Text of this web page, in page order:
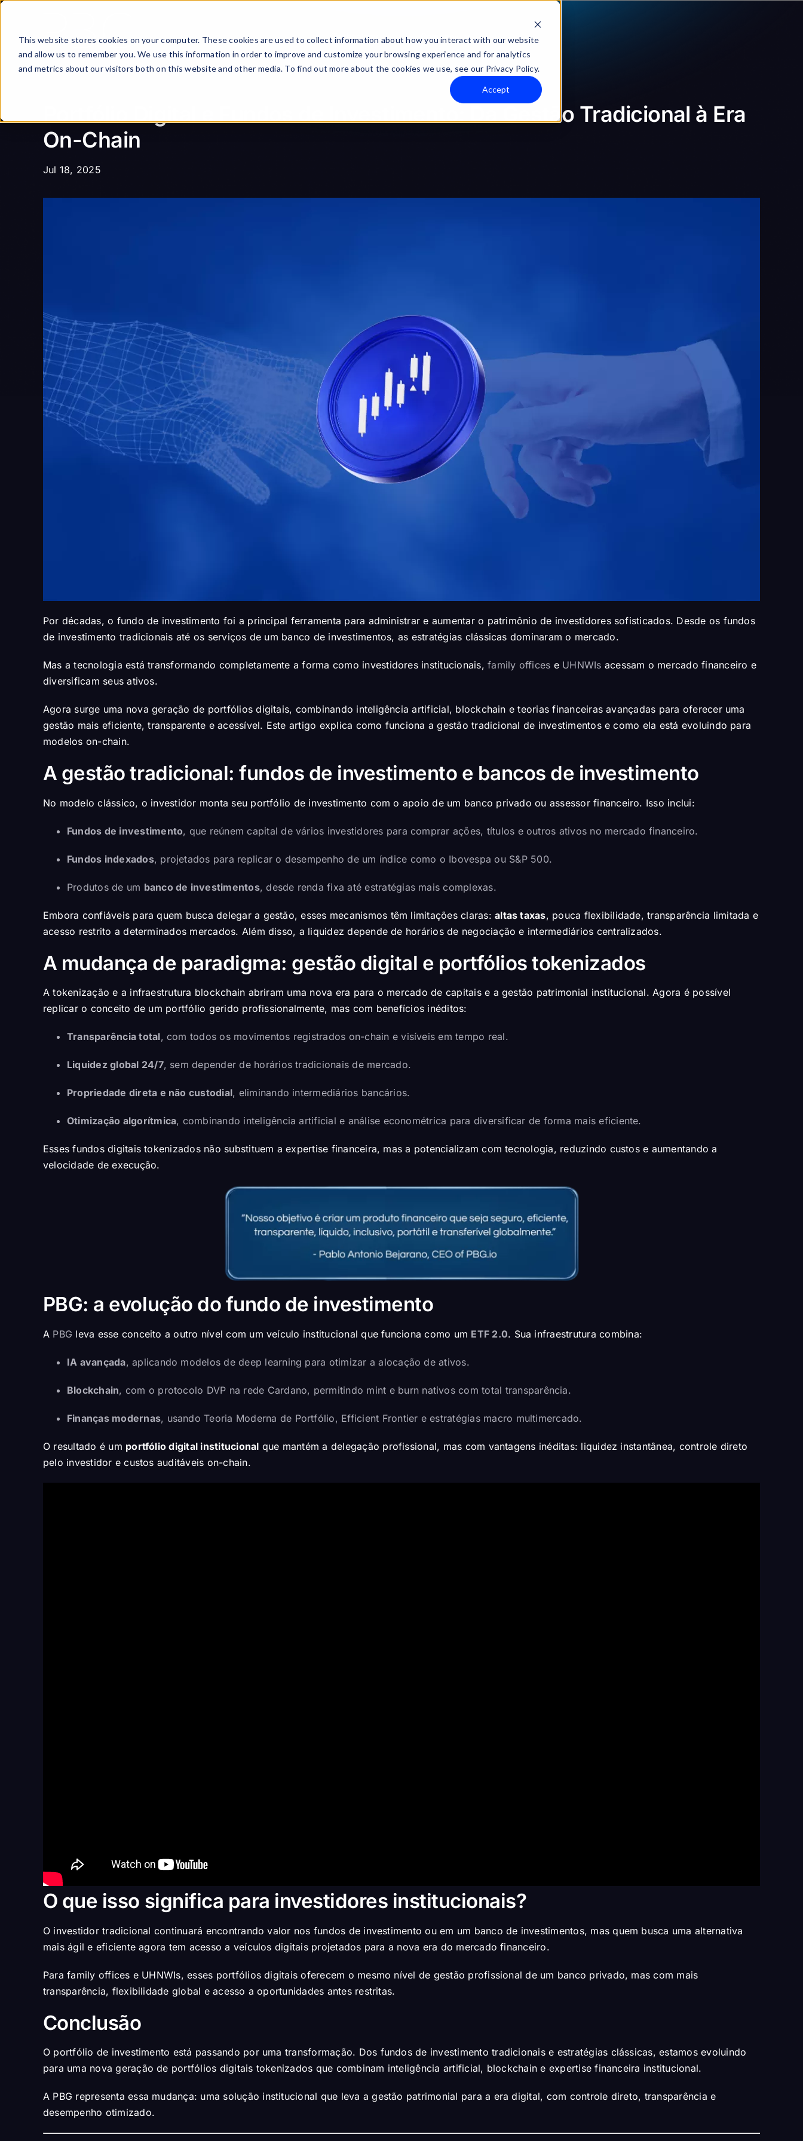
This website stores cookies on your computer. These cookies are used to collect information about how you interact with our website
and allow us to remember you. We use this information in order to improve and customize your browsing experience and for analytics
and metrics about our visitors both on this website and other media. To find out more about the cookies we use, see our Privacy Policy.
Accept
Skip
content
Technology Company
Portfólio Digital e Fundos de Investimento: Da Gestão Tradicional à Era
On-Chain
Jul 18, 2025
Por décadas, o fundo de investimento foi a principal ferramenta para administrar e aumentar o patrimônio de investidores sofisticados. Desde os fundos
de investimento tradicionais até os serviços de um banco de investimentos, as estratégias clássicas dominaram o mercado.
Mas a tecnologia está transformando completamente a forma como investidores institucionais,family offices e UHNWIs acessam o mercado financeiro e
diversificam seus ativos.
Agora surge uma nova geração de portfólios digitais, combinando inteligência artificial, blockchain e teorias financeiras avançadas para oferecer uma
gestão mais eficiente, transparente e acessível. Este artigo explica como funciona a gestão tradicional de investimentos e como ela está evoluindo para
modelos on-chain.
A gestão tradicional: fundos de investimento e bancos de investimento
No modelo clássico, o investidor monta seu portfólio de investimento com o apoio de um banco privado ou assessor financeiro. Isso inclui:
Fundos de investimento, que reúnem capital de vários investidores para comprar ações, títulos e outros ativos no mercado financeiro.
Fundos indexados, projetados para replicar o desempenho de um índice como o Ibovespa ou S&P 500.
Produtos de um banco de investimentos, desde renda fixa até estratégias mais complexas.
Embora confiáveis para quem busca delegar a gestão, esses mecanismos têm limitações claras:altas taxas, pouca flexibilidade, transparência limitada e
acesso restrito a determinados mercados. Além disso, a liquidez depende de horários de negociação e intermediários centralizados.
A mudança de paradigma: gestão digital e portfólios tokenizados
A tokenização e a infraestrutura blockchain abriram uma nova era para o mercado de capitais e a gestão patrimonial institucional. Agora é possível
replicar o conceito de um portfólio gerido profissionalmente, mas com benefícios inéditos:
Transparência total, com todos os movimentos registrados on-chain e visíveis em tempo real.
Liquidez global 24/7, sem depender de horários tradicionais de mercado.
Propriedade direta e não custodial, eliminando intermediários bancários.
Otimização algorítmica, combinando inteligência artificial e análise econométrica para diversificar de forma mais eficiente.
Esses fundos digitais tokenizados não substituem a expertise financeira, mas a potencializam com tecnologia, reduzindo custos e aumentando a
velocidade de execução.
PBG: a evolução do fundo de investimento
A PBG leva esse conceito a outro nível com um veículo institucional que funciona como um ETF 2.0. Sua infraestrutura combina:
IA avançada, aplicando modelos de deep learning para otimizar a alocação de ativos.
Blockchain, com o protocolo DVP na rede Cardano, permitindo mint e burn nativos com total transparência.
Finanças modernas, usando Teoria Moderna de Portfólio, Efficient Frontier e estratégias macro multimercado.
O resultado é um portfólio digital institucional que mantém a delegação profissional, mas com vantagens inéditas: liquidez instantânea, controle direto
pelo investidor e custos auditáveis on-chain.
O que isso significa para investidores institucionais?
O investidor tradicional continuará encontrando valor nos fundos de investimento ou em um banco de investimentos, mas quem busca uma alternativa
mais ágil e eficiente agora tem acesso a veículos digitais projetados para a nova era do mercado financeiro.
Para family offices e UHNWIs, esses portfólios digitais oferecem o mesmo nível de gestão profissional de um banco privado, mas com mais
transparência, flexibilidade global e acesso a oportunidades antes restritas.
Conclusão
O portfólio de investimento está passando por uma transformação. Dos fundos de investimento tradicionais e estratégias clássicas, estamos evoluindo
para uma nova geração de portfólios digitais tokenizados que combinam inteligência artificial, blockchain e expertise financeira institucional.
A PBG representa essa mudança: uma solução institucional que leva a gestão patrimonial para a era digital, com controle direto, transparência e
desempenho otimizado.